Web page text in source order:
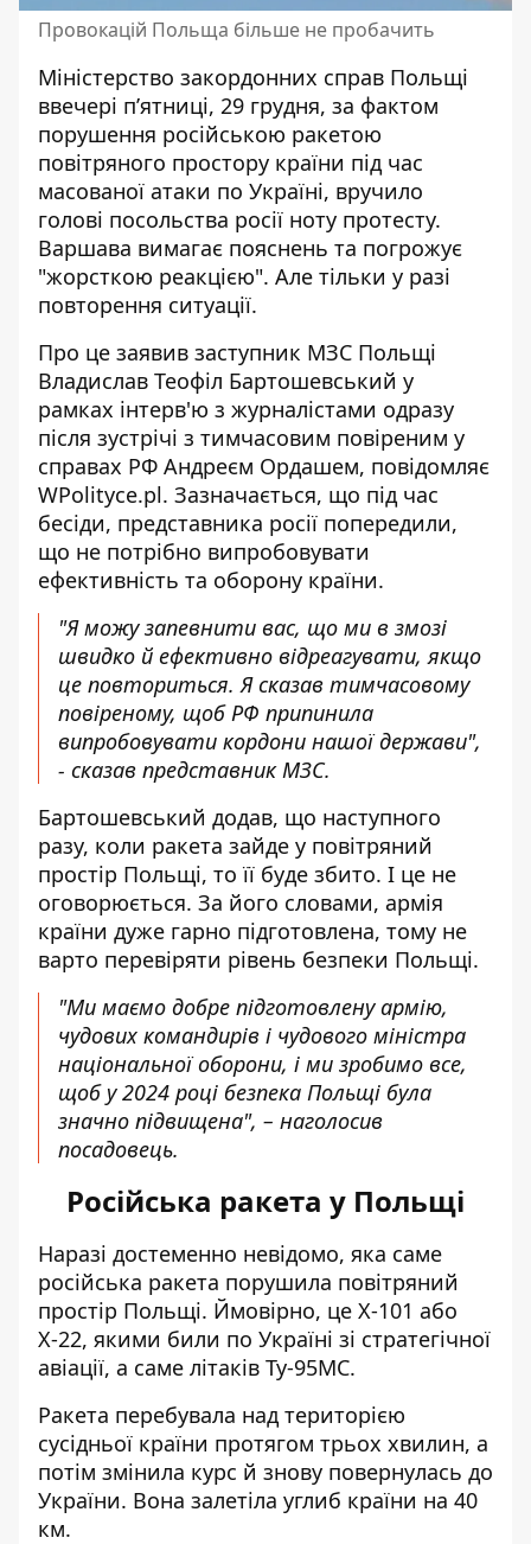
Провокацій Польща більше не пробачить
Міністерство закордонних справ Польщі
ввечері п’ятниці, 29 грудня, за фактом
порушення російською ракетою
повітряного простору країни під час
масованої атаки по Україні, вручило
голові посольства росії ноту протесту.
Варшава вимагає пояснень та погрожує
"жорсткою реакцією". Але тільки у разі
повторення ситуації.
Про це заявив заступник МЗС Польщі
Владислав Теофіл Бартошевський у
рамках інтерв'ю з журналістами одразу
після зустрічі з тимчасовим повіреним у
справах РФ Андреєм Ордашем, повідомляє
WPolityce.pl. Зазначається, що під час
бесіди, представника росії попередили,
що не потрібно випробовувати
ефективність та оборону країни.
"Я можу запевнити вас, що ми в змозі
швидко й ефективно відреагувати, якщо
це повториться. Я сказав тимчасовому
повіреному, щоб РФ припинила
випробовувати кордони нашої держави",
- сказав представник МЗС.
Бартошевський додав, що наступного
разу, коли ракета зайде у повітряний
простір Польщі, то її буде збито. І це не
оговорюється. За його словами, армія
країни дуже гарно підготовлена, тому не
варто перевіряти рівень безпеки Польщі.
"Ми маємо добре підготовлену армію,
чудових командирів і чудового міністра
національної оборони, і ми зробимо все,
щоб у 2024 році безпека Польщі була
значно підвищена", – наголосив
посадовець.
Російська ракета у Польщі
Наразі достеменно невідомо, яка саме
російська ракета порушила повітряний
простір Польщі. Ймовірно, це Х-101 або
Х-22, якими били по Україні зі стратегічної
авіації, а саме літаків Ту-95МС.
Ракета перебувала над територією
сусідньої країни протягом трьох хвилин, а
потім змінила курс й знову повернулась до
України. Вона залетіла углиб країни на 40
км.